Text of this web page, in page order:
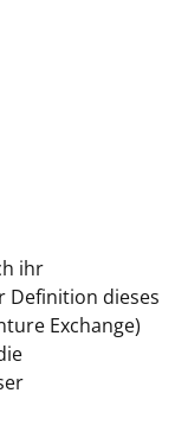
ihr
Definition dieses
Exchange)